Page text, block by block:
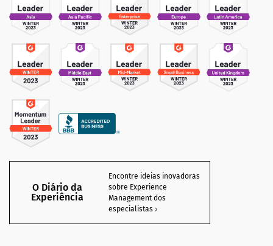
O Diário da
Experiência
Encontre ideias inovadoras
sobre Experience
Management dos
especialistas